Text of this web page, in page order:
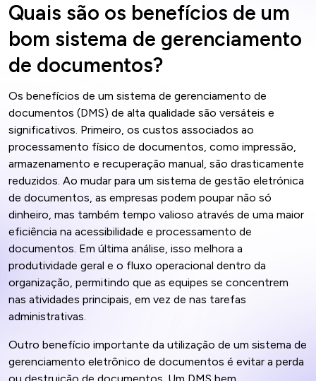
Quais são os benefícios de um
bom sistema de gerenciamento
de documentos?
Os benefícios de um sistema de gerenciamento de
documentos (DMS) de alta qualidade são versáteis e
significativos. Primeiro, os custos associados ao
processamento físico de documentos, como impressão,
armazenamento e recuperação manual, são drasticamente
reduzidos. Ao mudar para um sistema de gestão eletrónica
de documentos, as empresas podem poupar não só
dinheiro, mas também tempo valioso através de uma maior
eficiência na acessibilidade e processamento de
documentos. Em última análise, isso melhora a
produtividade geral e o fluxo operacional dentro da
organização, permitindo que as equipes se concentrem
nas atividades principais, em vez de nas tarefas
administrativas.
Outro benefício importante da utilização de um sistema de
gerenciamento eletrônico de documentos é evitar a perda